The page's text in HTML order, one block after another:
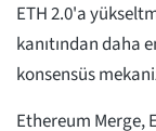
ETH 2.0'a
kanıtından daha
konsensüs
Ethereum Merge,